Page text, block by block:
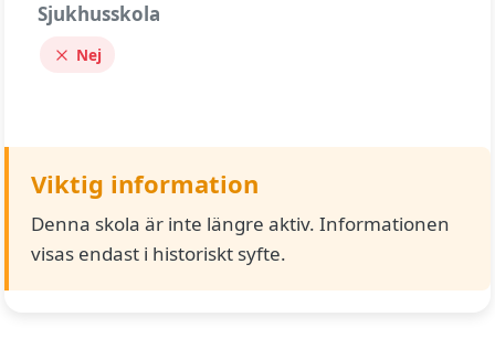
Sjukhusskola
Nej
Viktig information
Denna skola är inte längre aktiv. Informationen
visas endast i historiskt syfte.